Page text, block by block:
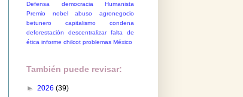
Defensa democracia
Humanista
Premio nobel
abuso
agronegocio
betunero
capitalismo
condena
deforestación
descentralizar
falta de
ética informe chilcot problemas México
También puede revisar:
► 2026 (39)